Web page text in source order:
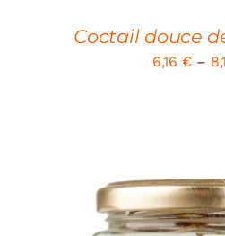
Coctail douce
6,16 €–